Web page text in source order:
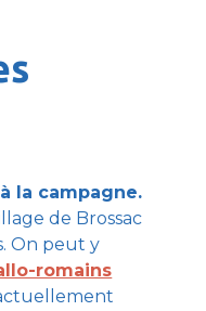
la campagne.
de Brossac
On peut y
romains